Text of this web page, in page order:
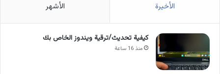
الأخيرة الأشهر
كيفية تحديث/ترقية ويندوز الخاص بك
منذ 16 ساعة